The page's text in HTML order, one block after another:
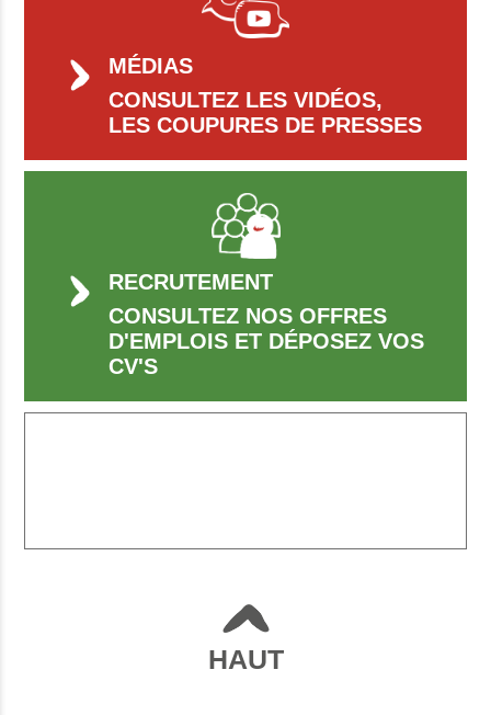
MÉDIAS
CONSULTEZ LES VIDÉOS,
LES COUPURES DE PRESSES
RECRUTEMENT
CONSULTEZ NOS OFFRES
D'EMPLOIS ET DÉPOSEZ VOS
CV'S
HAUT